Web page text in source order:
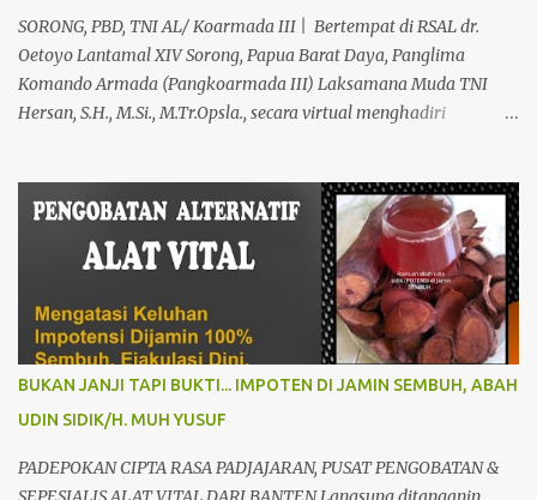
Yang Benar-benar Manjur Khasiatnya, Dan Bertanggung Jawab
Serta Bergaransi.? Kali ini, H. Abdul Azis Hadir Di Pro...
SORONG, PBD, TNI AL/ Koarmada III | Bertempat di RSAL dr.
Oetoyo Lantamal XIV Sorong, Papua Barat Daya, Panglima
Komando Armada (Pangkoarmada III) Laksamana Muda TNI
Hersan, S.H., M.Si., M.Tr.Opsla., secara virtual menghadiri
tersebar di seluruh Indonesia, oleh Presiden Republik Indonesia Ir.
H. Jokowi Widodo yang didampingi Menteri Pertahanan RI
Prabowo Subianto, adapun peresmian tersebut diselenggarakan di
RSPPN, Jl. RC. Veteran Raya No.178, Bintaro, Kec. Pesanggrahan,
Kota Jakarta Selatan. Senin (19/02/24). Presiden Republik
Indonesia sangat menghargai dan mengapresiasi pembangunan
Rumah Sakit Pusat Pertahanan Negara Panglima Besar Sudirman
dan 25 Rumah Sakit TNI termasuk RSAL dr. Oetoyo Lantamal XIV
Sorong, yang diinisiasi oleh Kementerian Pertahanan, dan
mengharapkan dengan fasilitas dan peralatan yang sangat
modern, RSPPN Panglima Sudirman dapat menjadi rujukan bagi
BUKAN JANJI TAPI BUKTI... IMPOTEN DI JAMIN SEMBUH, ABAH
UDIN SIDIK/H. MUH YUSUF
PADEPOKAN CIPTA RASA PADJAJARAN, PUSAT PENGOBATAN &